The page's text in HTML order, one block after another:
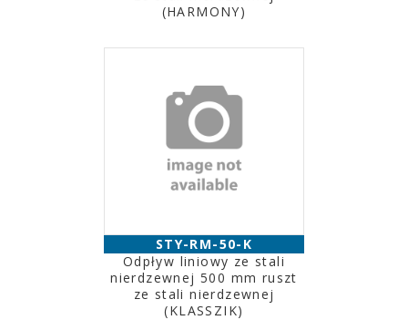
(HARMONY)
STY-RM-50-K
Odpływ liniowy ze stali
nierdzewnej 500 mm ruszt
ze stali nierdzewnej
(KLASSZIK)